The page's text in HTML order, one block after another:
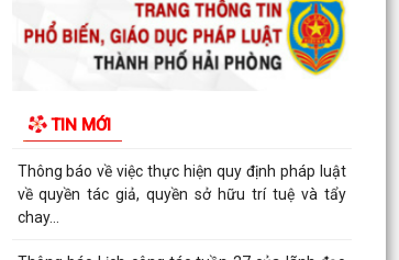
TIN MỚI
UBND Phường Lê Ích Mộc (Từ 20/7 -
26/7/2026)
Thông báo về việc niêm yết công khai kết quả
địa...
Thông báo về việc thực hiện quy định pháp luật
về quyền tác giả, quyền sở hữu trí tuệ và tẩy
chay...